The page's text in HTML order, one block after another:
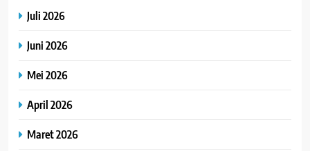
Juli 2026
Juni 2026
Mei 2026
April 2026
Maret 2026